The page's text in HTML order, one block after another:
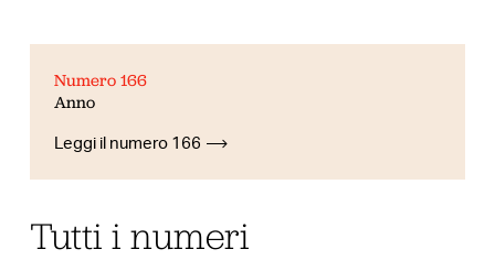
Numero 166
Anno
Leggi il numero 166
Tutti i numeri